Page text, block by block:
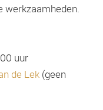
werkzaamheden.
uur
de Lek (geen